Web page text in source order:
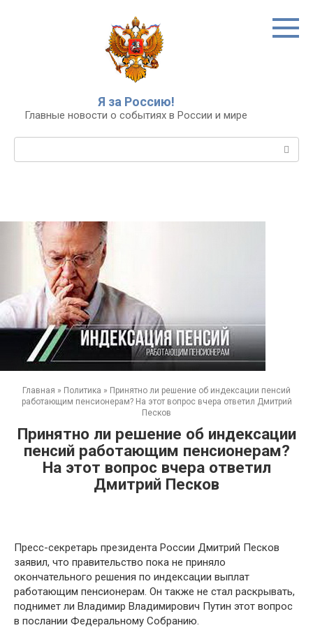
Я за Россию!
Главные новости о событиях в России и мире
Главная » Политика » Принятно ли решение об индексации пенсий
работающим пенсионерам? На этот вопрос вчера ответил Дмитрий
Песков
Принятно ли решение об индексации
пенсий работающим пенсионерам?
На этот вопрос вчера ответил
Дмитрий Песков
Пресс-секретарь президента России Дмитрий Песков
заявил, что правительство пока не приняло
окончательного решения по индексации выплат
работающим пенсионерам. Он также не стал раскрывать,
поднимет ли Владимир Владимирович Путин этот вопрос
в послании Федеральному Собранию.